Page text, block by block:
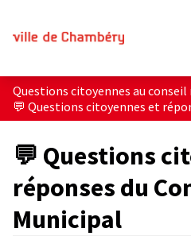
Questions citoyennes au
💬 Questions citoyennes et
💬 Questions
réponses du
Municipal